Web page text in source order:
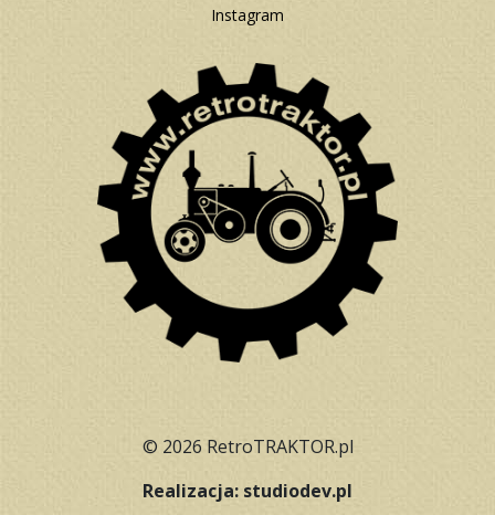
Instagram
© 2026 RetroTRAKTOR.pl
Realizacja: studiodev.pl